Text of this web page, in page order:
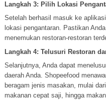
Langkah 3: Pilih Lokasi
Setelah berhasil masuk ke
lokasi pengantaran. Pastikan
menemukan restoran-restoran
Langkah 4: Telusuri Restoran
Selanjutnya, Anda dapat
daerah Anda. Shopeefood
beragam jenis masakan, mulai
makanan cepat saji, hingga